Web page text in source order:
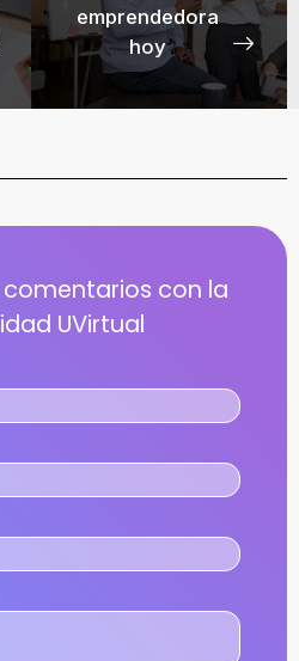
emprendedora
hoy